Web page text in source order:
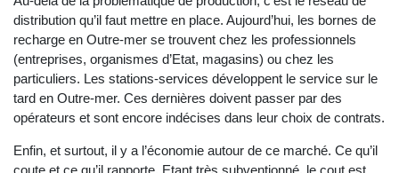
distribution qu’il faut mettre en place. Aujourd’hui, les bornes de
recharge en Outre-mer se trouvent chez les professionnels
(entreprises, organismes d’Etat, magasins) ou chez les
particuliers. Les stations-services développent le service sur le
tard en Outre-mer. Ces dernières doivent passer par des
opérateurs et sont encore indécises dans leur choix de contrats.
Enfin, et surtout, il y a l’économie autour de ce marché. Ce qu’il
coute et ce qu’il rapporte. Etant très subventionné, le cout est